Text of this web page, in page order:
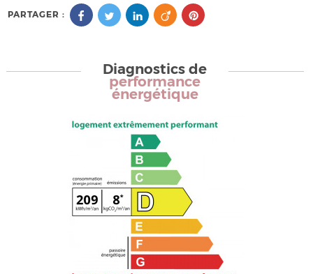
PARTAGER :
Diagnostics de
performance
énergétique